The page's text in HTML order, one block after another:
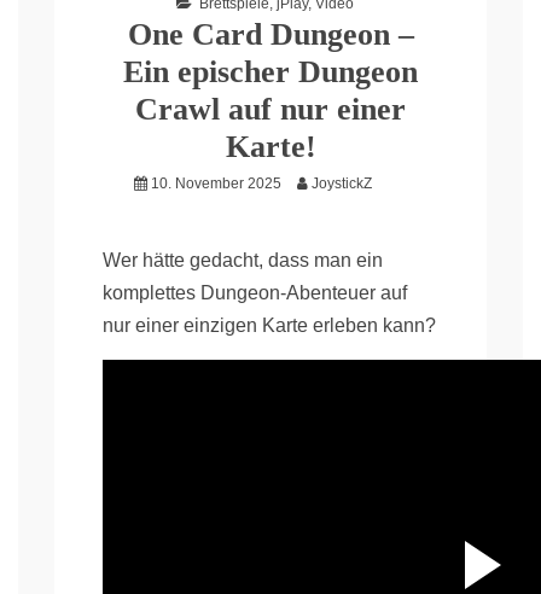
Brettspiele, jPlay, Video
One Card Dungeon –
Ein epischer Dungeon
Crawl auf nur einer
Karte!
10. November 2025 JoystickZ
Wer hätte gedacht, dass man ein
komplettes Dungeon-Abenteuer auf
nur einer einzigen Karte erleben kann?